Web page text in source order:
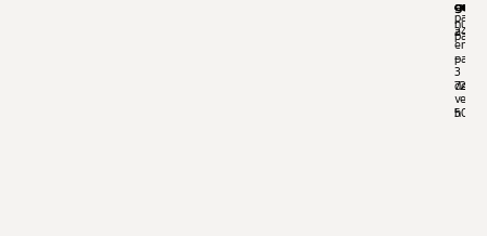
con
packs
paga
en
3
veces
a
partir
de
50€
en
24
-
72
h